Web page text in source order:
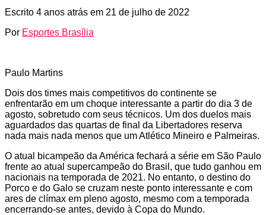
Escrito 4 anos atrás em 21 de julho de 2022
Por Esportes Brasília
Paulo Martins
Dois dos times mais competitivos do continente se
enfrentarão em um choque interessante a partir do dia 3 de
agosto, sobretudo com seus técnicos. Um dos duelos mais
aguardados das quartas de final da Libertadores reserva
nada mais nada menos que um Atlético Mineiro e Palmeiras.
O atual bicampeão da América fechará a série em São Paulo
frente ao atual supercampeão do Brasil, que tudo ganhou em
nacionais na temporada de 2021. No entanto, o destino do
Porco e do Galo se cruzam neste ponto interessante e com
ares de clímax em pleno agosto, mesmo com a temporada
encerrando-se antes, devido à Copa do Mundo.